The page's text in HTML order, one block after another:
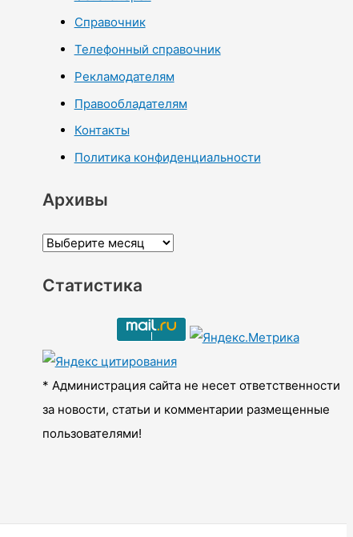
Справочник
Телефонный справочник
Рекламодателям
Правообладателям
Контакты
Политика конфиденциальности
Архивы
А
х
ы
Статистика
* Администрация сайта не несет ответственности
за новости, статьи и комментарии размещенные
пользователями!